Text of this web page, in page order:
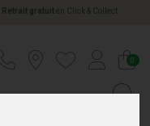
Retrait gratuiten Click & Collect
0